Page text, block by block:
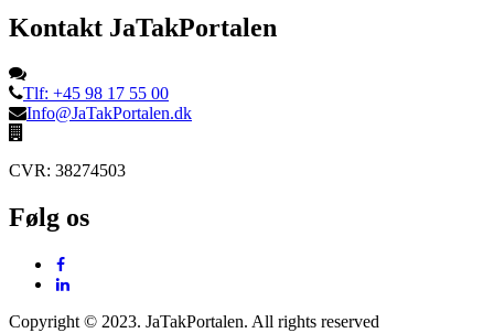
Kontakt JaTakPortalen
Tlf: +45 98 17 55 00
Info@JaTakPortalen.dk
CVR: 38274503
Følg os
Copyright © 2023. JaTakPortalen. All rights reserved